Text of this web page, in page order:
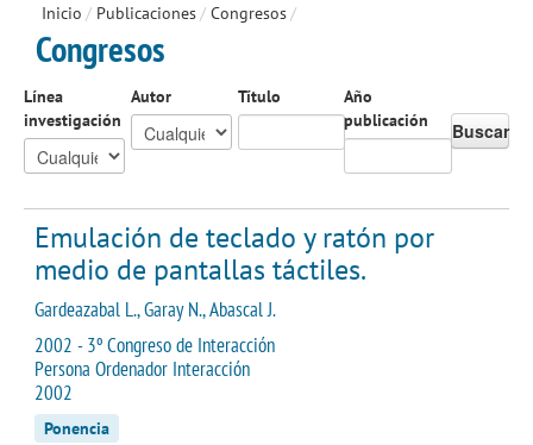
Inicio / Publicaciones/ Congresos/
Congresos
Línea
investigación
Autor Título
Año
publicación
Buscar
Emulación de teclado y ratón por
medio de pantallas táctiles.
Gardeazabal L., Garay N., Abascal J.
2002 - 3º Congreso de Interacción
Persona Ordenador Interacción
2002
Ponencia